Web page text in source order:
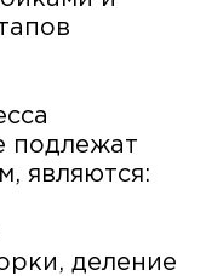
подлежат
являются:
деление